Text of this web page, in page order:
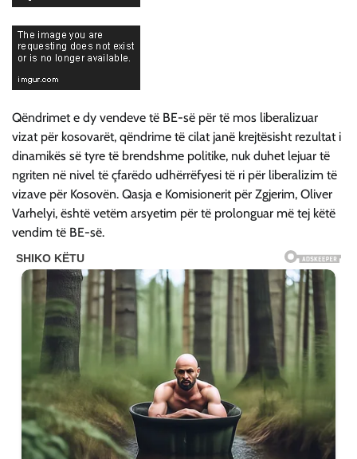
Qëndrimet e dy vendeve të BE-së për të mos liberalizuar
vizat për kosovarët, qëndrime të cilat janë krejtësisht rezultat i
dinamikës së tyre të brendshme politike, nuk duhet lejuar të
ngriten në nivel të çfarëdo udhërrëfyesi të ri për liberalizim të
vizave për Kosovën. Qasja e Komisionerit për Zgjerim, Oliver
Varhelyi, është vetëm arsyetim për të prolonguar më tej këtë
vendim të BE-së.